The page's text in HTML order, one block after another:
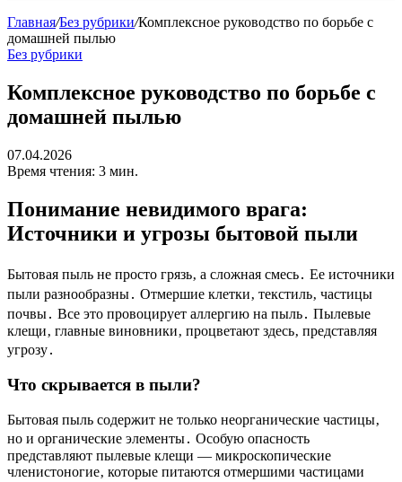
Главная/Без рубрики/Комплексное руководство по борьбе с
домашней пылью
Без рубрики
Комплексное руководство по борьбе с
домашней пылью
07.04.2026
Время чтения: 3 мин.
Понимание невидимого врага:
Источники и угрозы бытовой пыли
Бытовая пыль не просто грязь‚ а сложная смесь․ Ее источники
пыли разнообразны․ Отмершие клетки‚ текстиль‚ частицы
почвы․ Все это провоцирует аллергию на пыль․ Пылевые
клещи‚ главные виновники‚ процветают здесь‚ представляя
угрозу․
Что скрывается в пыли?
Бытовая пыль содержит не только неорганические частицы‚
но и органические элементы․ Особую опасность
представляют пылевые клещи — микроскопические
членистоногие‚ которые питаются отмершими частицами